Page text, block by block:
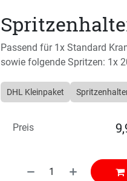
Passend für 1x Standard
sowie folgende Spritzen: 1x
DHL Kleinpaket
Preis